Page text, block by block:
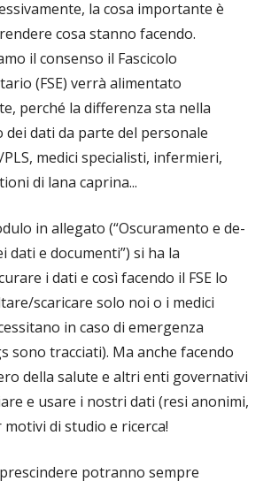
la cosa importante è
cosa stanno facendo.
il consenso il Fascicolo
(FSE) verrà alimentato
perché la differenza sta nella
dei dati da parte del personale
medici specialisti, infermieri,
di lana caprina...
in allegato (“Oscuramento e de-
dati e documenti”) si ha la
i dati e così facendo il FSE lo
scaricare solo noi o i medici
in caso di emergenza
sono tracciati). Ma anche facendo
della salute e altri enti governativi
e usare i nostri dati (resi anonimi,
di studio e ricerca!
potranno sempre